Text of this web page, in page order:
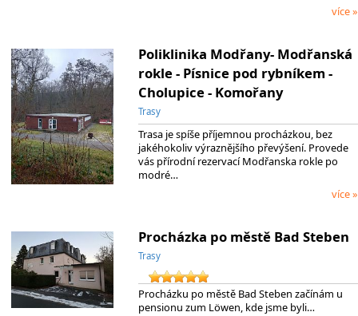
více »
Poliklinika Modřany- Modřanská
rokle - Písnice pod rybníkem -
Cholupice - Komořany
Trasy
Trasa je spíše příjemnou procházkou, bez
jakéhokoliv výraznějšího převýšení. Provede
vás přírodní rezervací Modřanska rokle po
modré…
více »
Procházka po městě Bad Steben
Trasy
Procházku po městě Bad Steben začínám u
pensionu zum Löwen, kde jsme byli…